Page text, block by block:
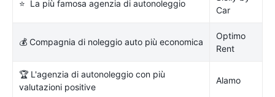
⭐ La più famosa agenzia di autonoleggio
Car
💰 Compagnia di noleggio auto più economica
Optimo
Rent
🏆 L'agenzia di autonoleggio con più
valutazioni positive
Alamo